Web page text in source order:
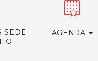
SEDE
AGENDA